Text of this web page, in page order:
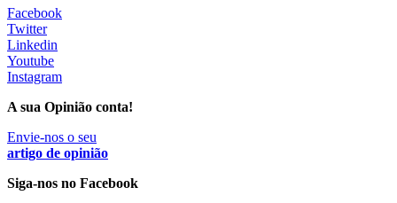
Facebook
Twitter
Linkedin
Youtube
Instagram
A sua Opinião conta!
Envie-nos o seu
artigo de opinião
Siga-nos no Facebook